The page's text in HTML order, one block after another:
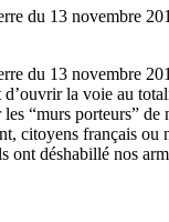
du 13 novembre
du 13 novembre
la voie au
“murs porteurs”
citoyens français
déshabillé nos